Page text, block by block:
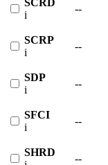
SCRD
i
--
SCRP
i
--
SDP
i
--
SFCI
i
--
SHRD
--